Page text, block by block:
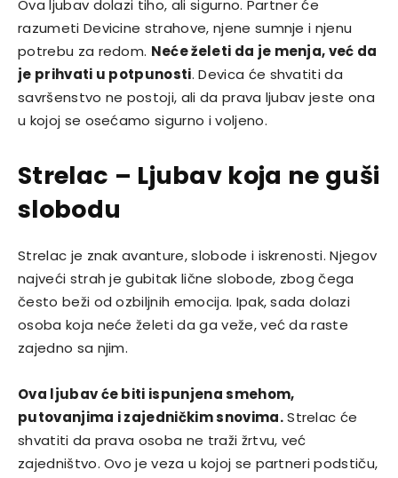
Ova ljubav dolazi tiho, ali sigurno. Partner će
razumeti Devicine strahove, njene sumnje i njenu
potrebu za redom. Neće želeti da je menja, već da
je prihvati u potpunosti. Devica će shvatiti da
savršenstvo ne postoji, ali da prava ljubav jeste ona
u kojoj se osećamo sigurno i voljeno.
Strelac – Ljubav koja ne guši
slobodu
Strelac je znak avanture, slobode i iskrenosti. Njegov
najveći strah je gubitak lične slobode, zbog čega
često beži od ozbiljnih emocija. Ipak, sada dolazi
osoba koja neće želeti da ga veže, već da raste
zajedno sa njim.
Ova ljubav će biti ispunjena smehom,
putovanjima i zajedničkim snovima.Strelac će
shvatiti da prava osoba ne traži žrtvu, već
zajedništvo. Ovo je veza u kojoj se partneri podstiču,